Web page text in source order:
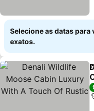
Selecione as datas para
exatos.